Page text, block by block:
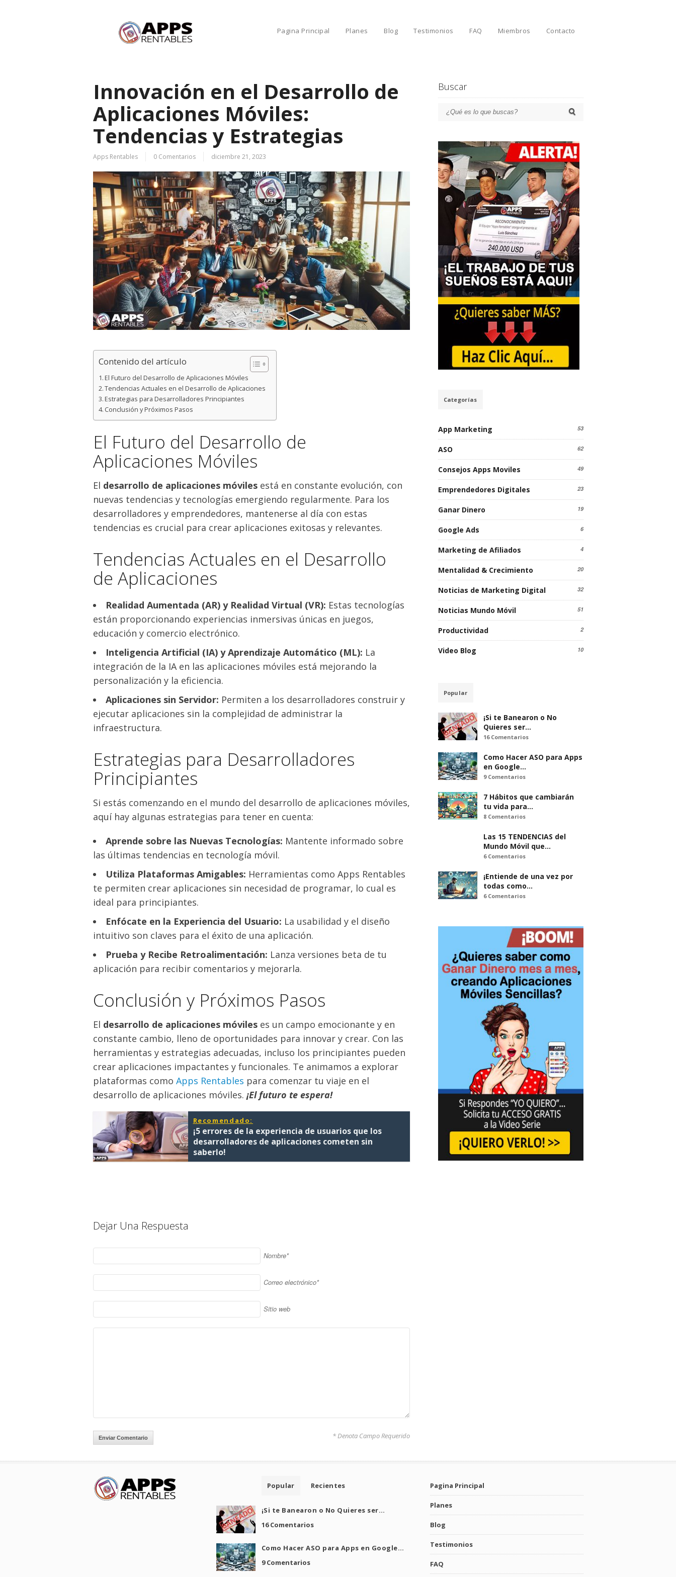
Pagina Principal Planes Blog Testimonios FAQ Miembros Contacto
Innovación en el Desarrollo de
Aplicaciones Móviles:
Tendencias y Estrategias
Apps Rentables 0 Comentarios diciembre 21, 2023
Contenido del artículo
El Futuro del Desarrollo de Aplicaciones Móviles
Tendencias Actuales en el Desarrollo de Aplicaciones
Estrategias para Desarrolladores Principiantes
Conclusión y Próximos Pasos
El Futuro del Desarrollo de
Aplicaciones Móviles
El desarrollo de aplicaciones móvilesestá en constante evolución, con
nuevas tendencias y tecnologías emergiendo regularmente. Para los
desarrolladores y emprendedores, mantenerse al día con estas
tendencias es crucial para crear aplicaciones exitosas y relevantes.
Tendencias Actuales en el Desarrollo
de Aplicaciones
Realidad Aumentada (AR) y Realidad Virtual (VR): Estas tecnologías
están proporcionando experiencias inmersivas únicas en juegos,
educación y comercio electrónico.
Inteligencia Artificial (IA) y Aprendizaje Automático (ML): La
integración de la IA en las aplicaciones móviles está mejorando la
personalización y la eficiencia.
Aplicaciones sin Servidor: Permiten a los desarrolladores construir y
ejecutar aplicaciones sin la complejidad de administrar la
infraestructura.
Estrategias para Desarrolladores
Principiantes
Si estás comenzando en el mundo del desarrollo de aplicaciones móviles,
aquí hay algunas estrategias para tener en cuenta:
Aprende sobre las Nuevas Tecnologías: Mantente informado sobre
las últimas tendencias en tecnología móvil.
Utiliza Plataformas Amigables: Herramientas como Apps Rentables
te permiten crear aplicaciones sin necesidad de programar, lo cual es
ideal para principiantes.
Enfócate en la Experiencia del Usuario: La usabilidad y el diseño
intuitivo son claves para el éxito de una aplicación.
Prueba y Recibe Retroalimentación: Lanza versiones beta de tu
aplicación para recibir comentarios y mejorarla.
Conclusión y Próximos Pasos
El desarrollo de aplicaciones móvileses un campo emocionante y en
constante cambio, lleno de oportunidades para innovar y crear. Con las
herramientas y estrategias adecuadas, incluso los principiantes pueden
crear aplicaciones impactantes y funcionales. Te animamos a explorar
plataformas como Apps Rentables para comenzar tu viaje en el
desarrollo de aplicaciones móviles. ¡El futuro te espera!
Recomendado:
¡5 errores de la experiencia de usuarios que los
desarrolladores de aplicaciones cometen sin
saberlo!
Dejar Una Respuesta
Nombre*
Correo electrónico*
Sitio web
* Denota Campo Requerido
Buscar
Categorías
App Marketing 53
ASO 62
Consejos Apps Moviles 49
Emprendedores Digitales 23
Ganar Dinero 19
Google Ads 6
Marketing de Afiliados 4
Mentalidad & Crecimiento 20
Noticias de Marketing Digital 32
Noticias Mundo Móvil 51
Productividad 2
Video Blog 10
Popular
¡Si te Banearon o No
Quieres ser…
16 Comentarios
Como Hacer ASO para Apps
en Google…
9 Comentarios
7 Hábitos que cambiarán
tu vida para…
8 Comentarios
Las 15 TENDENCIAS del
Mundo Móvil que…
6 Comentarios
¡Entiende de una vez por
todas como…
6 Comentarios
Popular Recientes
¡Si te Banearon o No Quieres ser…
16 Comentarios
Como Hacer ASO para Apps en Google…
9 Comentarios
Pagina Principal
Planes
Blog
Testimonios
FAQ